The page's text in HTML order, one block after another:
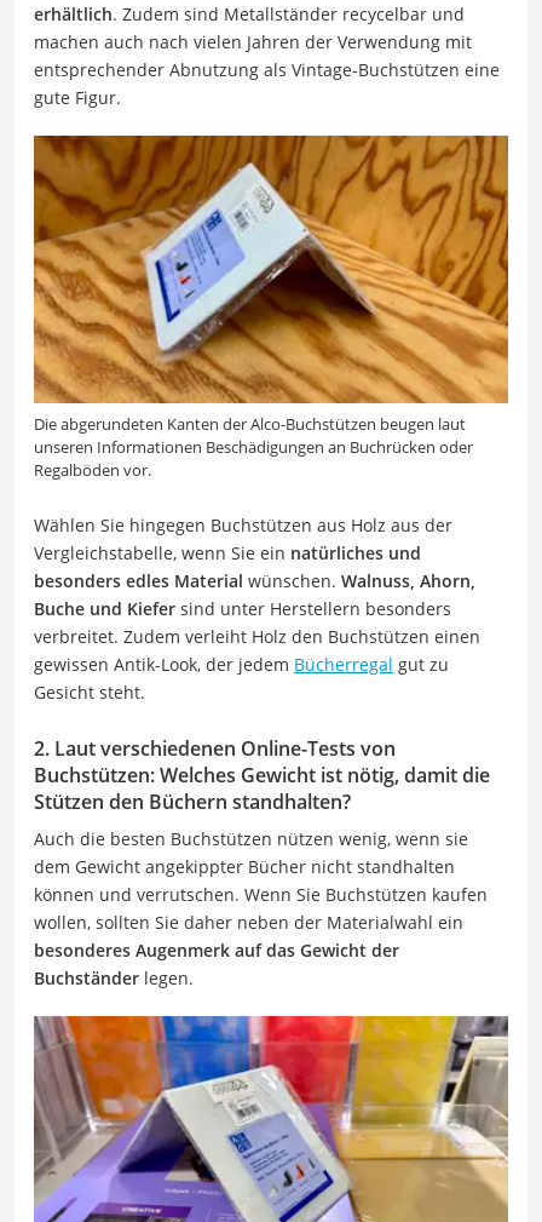
erhältlich. Zudem sind Metallständer recycelbar und
machen auch nach vielen Jahren der Verwendung mit
entsprechender Abnutzung als Vintage-Buchstützen eine
gute Figur.
Die abgerundeten Kanten der Alco-Buchstützen beugen laut
unseren Informationen Beschädigungen an Buchrücken oder
Regalböden vor.
Wählen Sie hingegen Buchstützen aus Holz aus der
Vergleichstabelle, wenn Sie ein natürliches und
besonders edles Material wünschen. Walnuss, Ahorn,
Buche und Kiefer sind unter Herstellern besonders
verbreitet. Zudem verleiht Holz den Buchstützen einen
gewissen Antik-Look, der jedem Bücherregal gut zu
Gesicht steht.
2. Laut verschiedenen Online-Tests von
Buchstützen: Welches Gewicht ist nötig, damit die
Stützen den Büchern standhalten?
Auch die besten Buchstützen nützen wenig, wenn sie
dem Gewicht angekippter Bücher nicht standhalten
können und verrutschen. Wenn Sie Buchstützen kaufen
wollen, sollten Sie daher neben der Materialwahl ein
besonderes Augenmerk auf das Gewicht der
Buchständer legen.